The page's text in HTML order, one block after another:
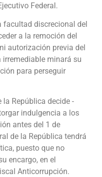
Federal.
facultad discrecional del
a la remoción del
autorización previa del
minará su
para perseguir
la República decide -
indulgencia a los
antes del 1 de
de la República tendrá
puesto que no
encargo, en el
Anticorrupción.